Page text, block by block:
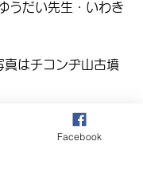
うだい先生・いわき
真はチコンヂ山古墳
Facebook